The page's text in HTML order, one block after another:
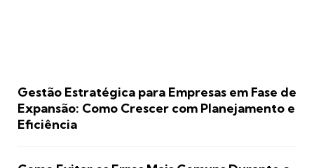
Gestão Estratégica para Empresas em Fase de
Expansão: Como Crescer com Planejamento e
Eficiência